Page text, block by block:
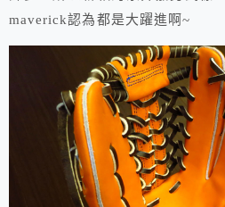
maverick認為都是大躍進啊~